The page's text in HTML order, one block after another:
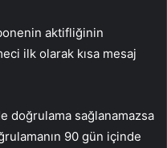
aktifliğinin
ilk olarak kısa mesaj
doğrulama sağlanamazsa
90 gün içinde